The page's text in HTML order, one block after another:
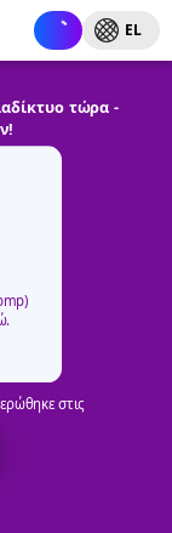
EL
τώρα -
στις